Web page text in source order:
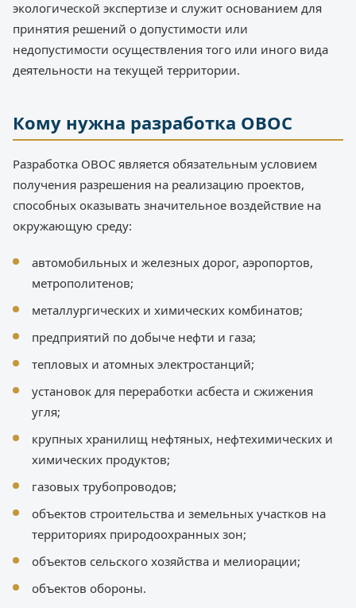
экологической экспертизе и служит основанием для
принятия решений о допустимости или
недопустимости осуществления того или иного вида
деятельности на текущей территории.
Кому нужна разработка ОВОС
Разработка ОВОС является обязательным условием
получения разрешения на реализацию проектов,
способных оказывать значительное воздействие на
окружающую среду:
автомобильных и железных дорог, аэропортов,
метрополитенов;
металлургических и химических комбинатов;
предприятий по добыче нефти и газа;
тепловых и атомных электростанций;
установок для переработки асбеста и сжижения
угля;
крупных хранилищ нефтяных, нефтехимических и
химических продуктов;
газовых трубопроводов;
объектов строительства и земельных участков на
территориях природоохранных зон;
объектов сельского хозяйства и мелиорации;
объектов обороны.